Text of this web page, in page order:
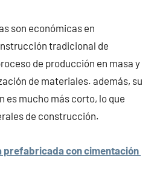
son económicas en
tradicional de
de producción en masa y
de materiales. además, su
es mucho más corto, lo que
de construcción.
prefabricada con cimentación